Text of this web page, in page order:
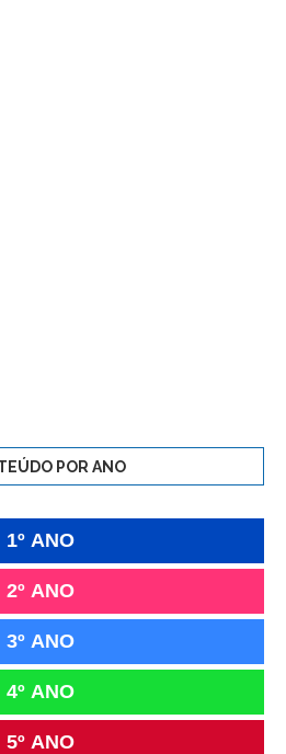
POR ANO
1º ANO
2º ANO
3º ANO
4º ANO
5º ANO